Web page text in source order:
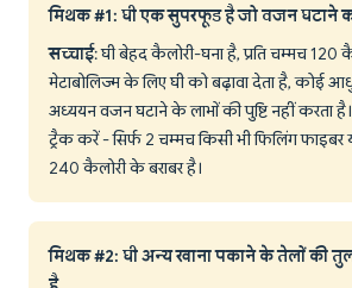
मिथक #1: घी एक सुपरफूड है जो वजन घटाने
सच्चाई: घी बेहद कैलोरी-घना है, प्रति चम्मच
मेटाबोलिज्म के लिए घी को बढ़ावा देता है, कोई
अध्ययन वजन घटाने के लाभों की पुष्टि नहीं करता
ट्रैक करें - सिर्फ 2 चम्मच किसी भी फिलिंग फाइबर
240 कैलोरी के बराबर है।
मिथक #2: घी अन्य खाना पकाने के तेलों की